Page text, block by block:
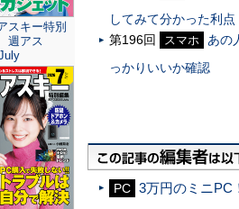
してみて分かった利点
第196回
スマホ
あの
っかりいいか確認
PC 3万円のミニPC
スキー特別
週アス